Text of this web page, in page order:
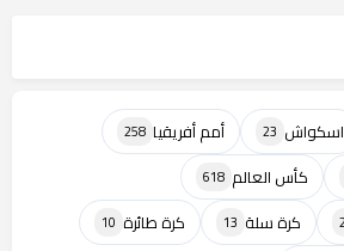
اسكواش 23 أمم أفريقيا 258
كأس العالم 618
كرة سلة 13 كرة طائرة 10